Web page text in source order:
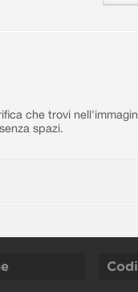
che trovi
spazi.